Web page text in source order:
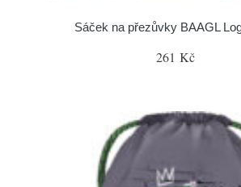
Sáček na přezůvky BAAGL
261 Kč